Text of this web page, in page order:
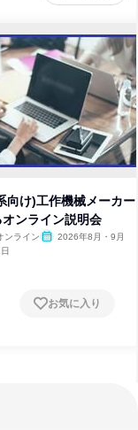
向け)工作機械メーカー
オンライン説明会
ンライン
2026年8月・9月
お気に入り